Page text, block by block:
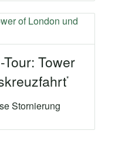
Tower
Stornierung